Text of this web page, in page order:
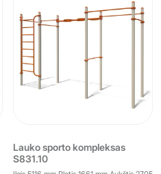
Lauko sporto kompleksas
S831.10